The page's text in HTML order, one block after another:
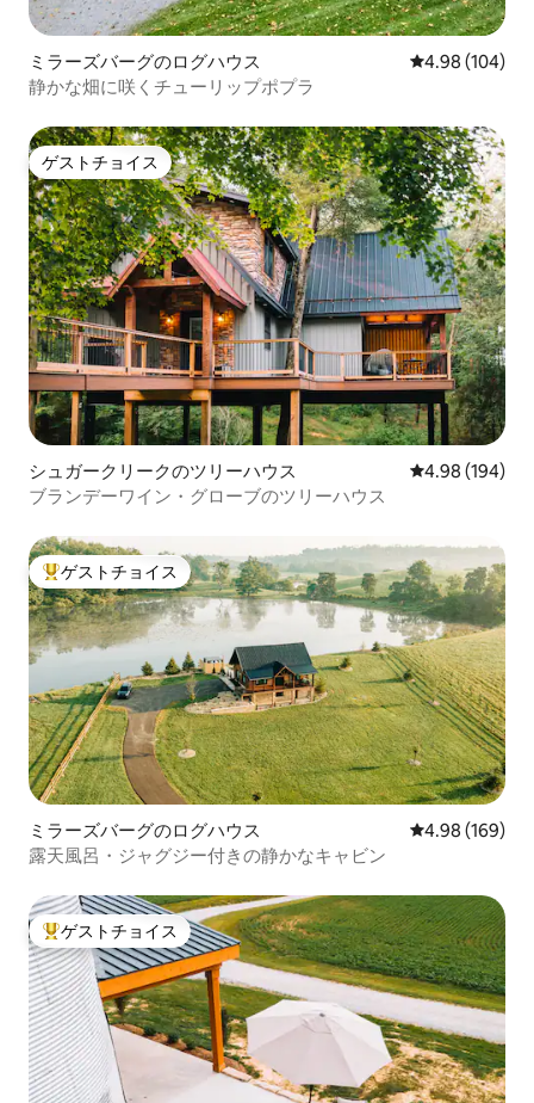
ミラーズバーグのログハウス レビュー104
4.98 (104)
静かな畑に咲くチューリップポプラ
ゲストチョイス
ゲストチョイス
シュガークリークのツリーハウス レビュー194
4.98 (194)
ブランデーワイン・グローブのツリーハウス
大好評のゲストチョイスです。
ゲストチョイス
ミラーズバーグのログハウス レビュー169
4.98 (169)
露天風呂・ジャグジー付きの静かなキャビン
大好評のゲストチョイスです。
ゲストチョイス